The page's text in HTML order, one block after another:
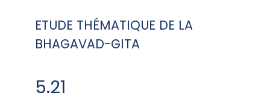
ETUDE THÉMATIQUE DE LA
BHAGAVAD-GITA
5.21